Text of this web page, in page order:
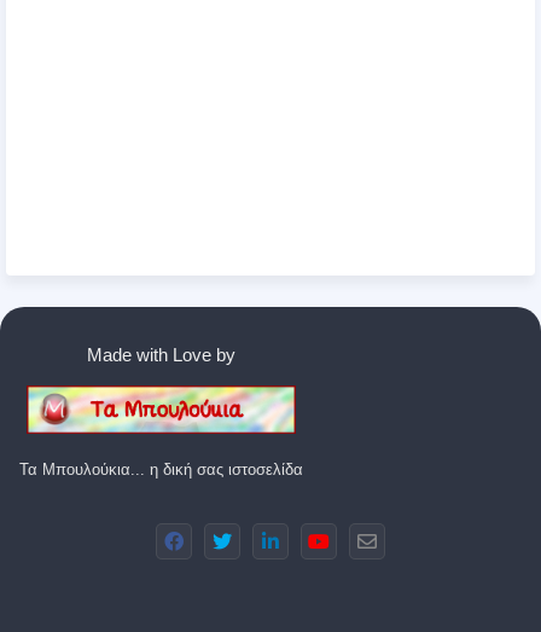
Made with Love by
Τα Μπουλούκια... η δική σας ιστοσελίδα